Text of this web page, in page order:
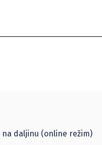
daljinu (online režim)